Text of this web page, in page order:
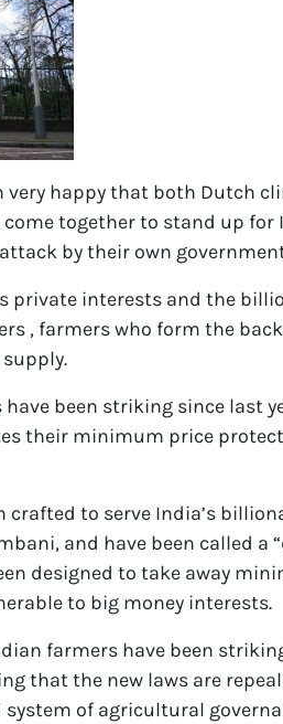
very happy that both Dutch
together to stand up for
by their own
private interests and the
, farmers who form the
been striking since last
their minimum price
crafted to serve India’s
and have been called a
designed to take away
to big money interests.
farmers have been
that the new laws are
system of agricultural